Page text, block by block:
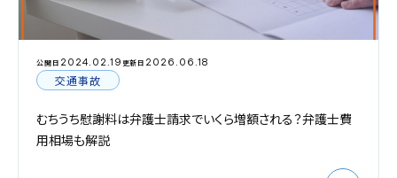
公開日 2024.02.19 更新日 2026.06.18
交通事故
むちうち慰謝料は弁護士請求でいくら増額される？弁護士費
用相場も解説